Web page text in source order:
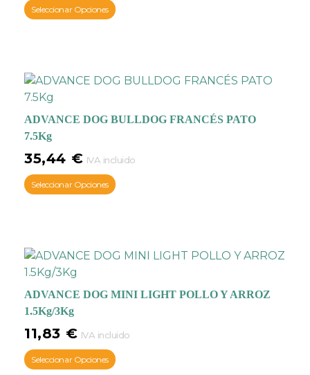
Seleccionar Opciones
ADVANCE DOG BULLDOG FRANCÉS PATO
7.5Kg
35,44 € IVA incluido
Seleccionar Opciones
ADVANCE DOG MINI LIGHT POLLO Y ARROZ
1.5Kg/3Kg
11,83 € IVA incluido
Seleccionar Opciones